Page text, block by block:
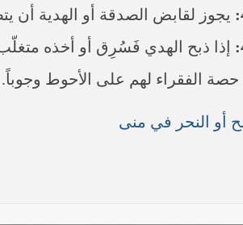
يجوز لقابض الصدقة أو الهدية أن
إذا ذبح الهدي فَسُرِق أو أخذه
الفقراء لهم على الأحوط وجوباً.